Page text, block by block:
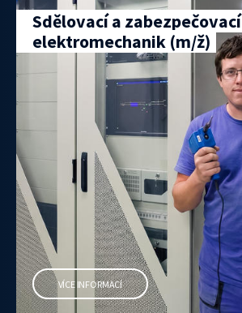
Sdělovací a zabezpečovací
elektromechanik (m/ž)
VÍCE INFORMACÍ